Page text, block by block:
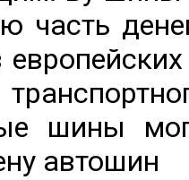
часть
шины
автошин